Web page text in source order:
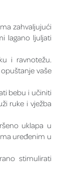
zahvaljujući
lagano ljuljati
i ravnotežu.
vaše
bebu i učiniti
ruke i vježba
uklapa u
uređenim u
stimulirati